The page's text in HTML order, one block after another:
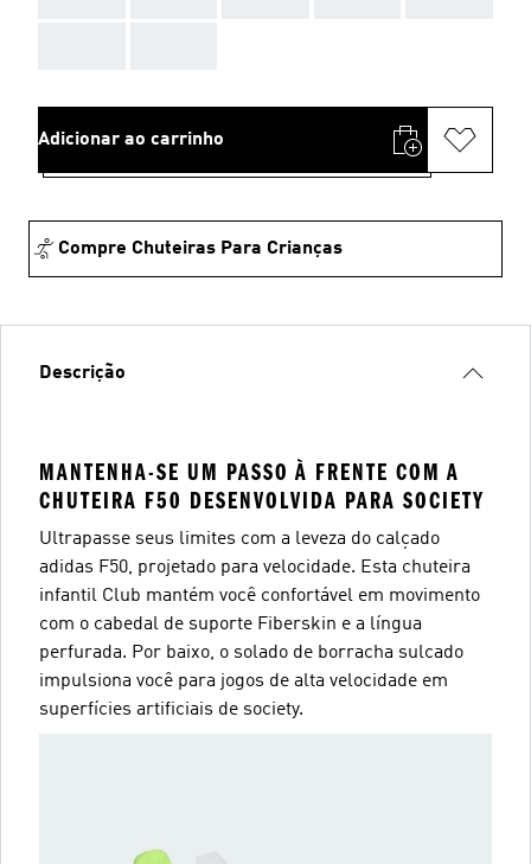
Adicionar ao carrinho
Compre Chuteiras Para Crianças
Descrição
MANTENHA-SE UM PASSO À FRENTE COM A
CHUTEIRA F50 DESENVOLVIDA PARA SOCIETY
Ultrapasse seus limites com a leveza do calçado
adidas F50, projetado para velocidade. Esta chuteira
infantil Club mantém você confortável em movimento
com o cabedal de suporte Fiberskin e a língua
perfurada. Por baixo, o solado de borracha sulcado
impulsiona você para jogos de alta velocidade em
superfícies artificiais de society.